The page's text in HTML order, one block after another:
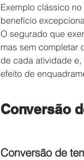
Exemplo clássico
benefício
O segurado que
mas sem completar
de cada atividade
efeito de
Conversão
Conversão de